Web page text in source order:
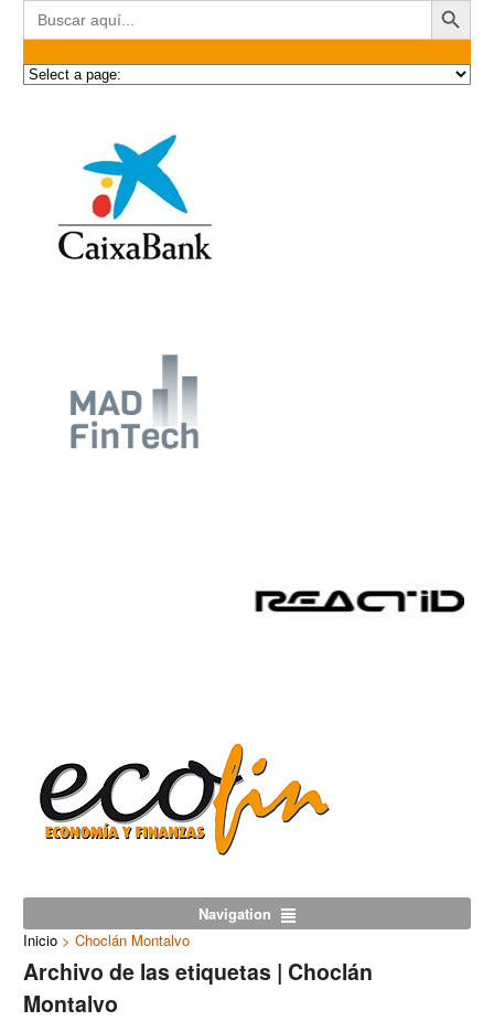
Buscar:
Navigation
Inicio > Choclán Montalvo
Archivo de las etiquetas | Choclán
Montalvo